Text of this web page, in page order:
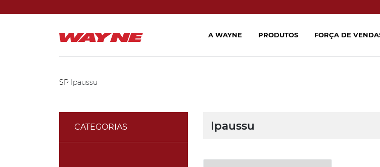
SP Ipaussu
CATEGORIAS Ipaussu
A WAYNE PRODUTOS FORÇA DE